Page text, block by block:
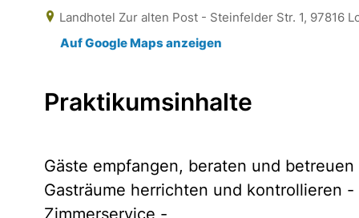
Landhotel Zur alten Post - Steinfelder Str. 1, 97816
Auf Google Maps anzeigen
Praktikumsinhalte
Gäste empfangen, beraten und betreuen
Gasträume herrichten und kontrollieren -
Zimmerservice -